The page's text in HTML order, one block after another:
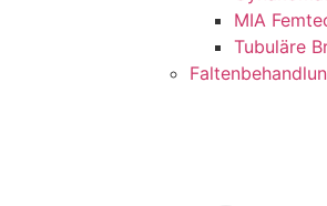
MIA
Tubuläre